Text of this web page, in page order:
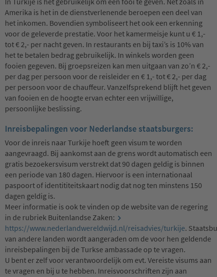
Amerika is het in de dienstverlenende beroepen een deel van
het inkomen. Bovendien symboliseert het ook een erkenning
voor de geleverde prestatie. Voor het kamermeisje kunt u € 1,-
tot € 2,- per nacht geven. In restaurants en bij taxi’s is 10% van
het te betalen bedrag gebruikelijk. In winkels worden geen
fooien gegeven. Bij groepsreizen kan men uitgaan van zo’n € 2,-
per dag per persoon voor de reisleider en € 1,- tot € 2,- per dag
per persoon voor de chauffeur. Vanzelfsprekend blijft het geven
van fooien en de hoogte ervan echter een vrijwillige,
persoonlijke beslissing.
Inreisbepalingen voor Nederlandse staatsburgers:
Voor de inreis naar Turkije hoeft geen visum te worden
aangevraagd. Bij aankomst aan de grens wordt automatisch een
gratis bezoekersvisum verstrekt dat 90 dagen geldig is binnen
een periode van 180 dagen. Hiervoor is een internationaal
paspoort of identititeitskaart nodig dat nog ten minstens 150
dagen geldig is.
Meer informatie is ook te vinden op de website van de regering
in de rubriek Buitenlandse Zaken:
https://www.nederlandwereldwijd.nl/reisadvies/turkije.
van andere landen wordt aangeraden om de voor hen geldende
inreisbepalingen bij de Turkse ambassade op te vragen.
U bent er zelf voor verantwoordelijk om evt. Vereiste visums aan
te vragen en bij u te hebben. Inreisvoorschriften zijn aan